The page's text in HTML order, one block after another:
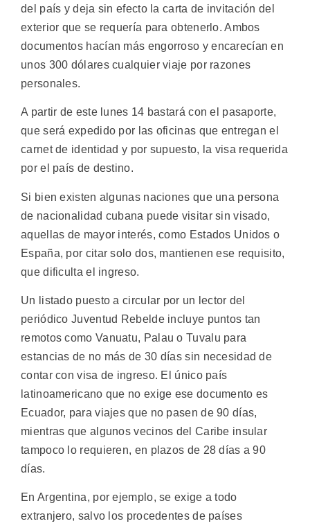
del país y deja sin efecto la carta de invitación del
exterior que se requería para obtenerlo. Ambos
documentos hacían más engorroso y encarecían en
unos 300 dólares cualquier viaje por razones
personales.
A partir de este lunes 14 bastará con el pasaporte,
que será expedido por las oficinas que entregan el
carnet de identidad y por supuesto, la visa requerida
por el país de destino.
Si bien existen algunas naciones que una persona
de nacionalidad cubana puede visitar sin visado,
aquellas de mayor interés, como Estados Unidos o
España, por citar solo dos, mantienen ese requisito,
que dificulta el ingreso.
Un listado puesto a circular por un lector del
periódico Juventud Rebelde incluye puntos tan
remotos como Vanuatu, Palau o Tuvalu para
estancias de no más de 30 días sin necesidad de
contar con visa de ingreso. El único país
latinoamericano que no exige ese documento es
Ecuador, para viajes que no pasen de 90 días,
mientras que algunos vecinos del Caribe insular
tampoco lo requieren, en plazos de 28 días a 90
días.
En Argentina, por ejemplo, se exige a todo
extranjero, salvo los procedentes de países